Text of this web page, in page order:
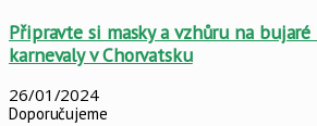
Připravte si masky a vzhůru na
karnevaly v Chorvatsku
26/01/2024
Doporučujeme